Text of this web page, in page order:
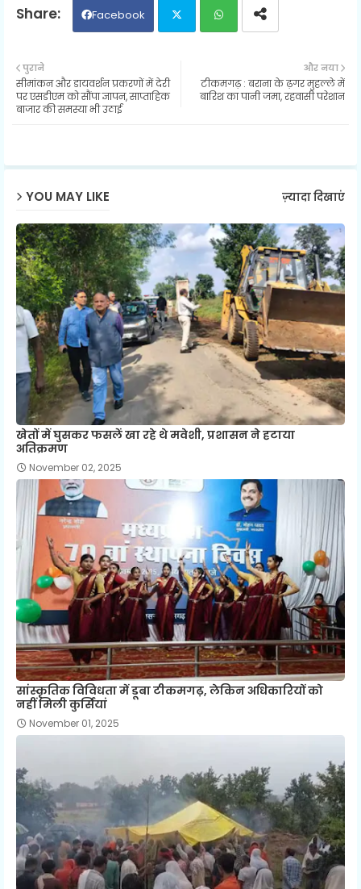
Facebook
ats
और नया
टीकमगढ़ : बराना के ढ़गर मुहल्ले में
बारिश का पानी जमा, रहवासी परेशान
पुराने
सीमांकन और डायवर्शन प्रकरणों में देरी
पर एसडीएम को सौंपा ज्ञापन, साप्ताहिक
बाजार की समस्या भी उठाई
YOU MAY LIKE ज़्यादा दिखाएं
खेतों में घुसकर फसलें खा रहे थे मवेशी, प्रशासन ने हटाया
अतिक्रमण
November 02, 2025
सांस्कृतिक विविधता में डूबा टीकमगढ़, लेकिन अधिकारियों को
नहीं मिली कुर्सियां
November 01, 2025